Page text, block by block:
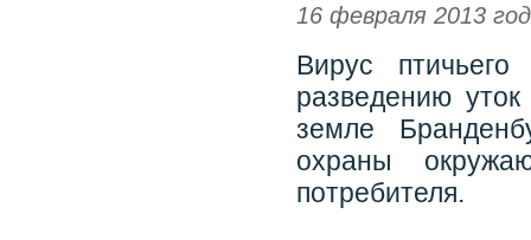
16 февраля 2013
Вирус
разведению
земле
охраны
потребителя.